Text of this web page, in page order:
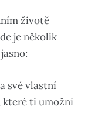
životě
je několik
své vlastní
které ti umožní